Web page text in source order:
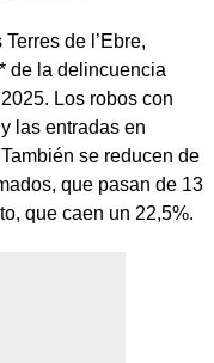
de l’Ebre,
de la delincuencia
Los robos con
las entradas en
se reducen de
que pasan de 13
que caen un 22,5%.